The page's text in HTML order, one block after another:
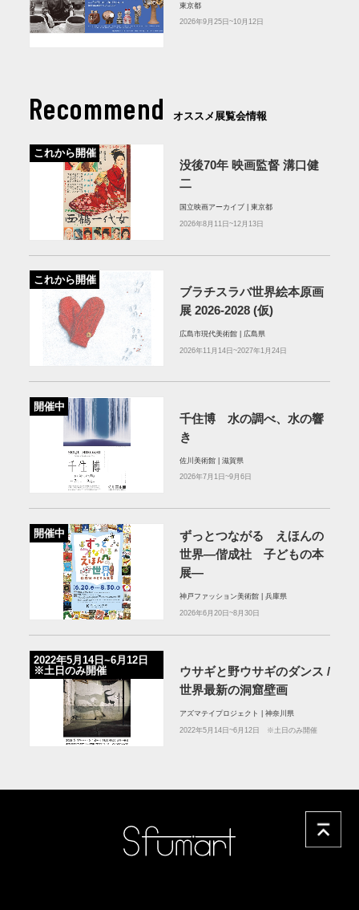
東京都
2026年9月25日~10月12日
Recommend オススメ展覧会情報
これから開催
没後70年 映画監督 溝口健
二
国立映画アーカイブ | 東京都
2026年8月11日~12月13日
これから開催
ブラチスラバ世界絵本原画
展 2026-2028 (仮)
広島市現代美術館 | 広島県
2026年11月14日~2027年1月24日
開催中
千住博 水の調べ、水の響
き
佐川美術館 | 滋賀県
2026年7月1日~9月6日
開催中
ずっとつながる えほんの
世界―偕成社 子どもの本
展―
神戸ファッション美術館 | 兵庫県
2026年6月20日~8月30日
2022年5月14日~6月12日
※土日のみ開催
ウサギと野ウサギのダンス /
世界最新の洞窟壁画
アズマテイプロジェクト | 神奈川県
2022年5月14日~6月12日 ※土日のみ開催